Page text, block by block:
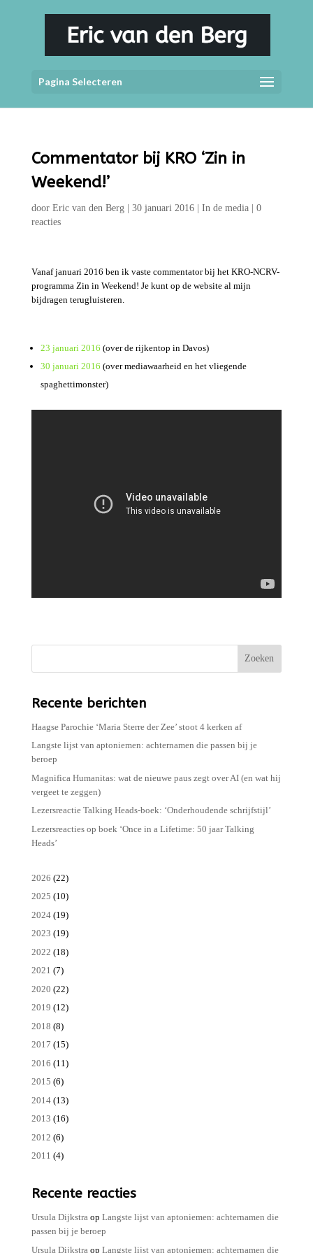
Pagina Selecteren
Commentator bij KRO ‘Zin in
Weekend!’
door Eric van den Berg| 30 januari 2016| In de media| 0
reacties
Vanaf januari 2016 ben ik vaste commentator bij het KRO-NCRV-
programma Zin in Weekend! Je kunt op de website al mijn
bijdragen terugluisteren.
23 januari 2016 (over de rijkentop in Davos)
30 januari 2016 (over mediawaarheid en het vliegende
spaghettimonster)
Zoeken
Recente berichten
Haagse Parochie ‘Maria Sterre der Zee’ stoot 4 kerken af
Langste lijst van aptoniemen: achternamen die passen bij je
beroep
Magnifica Humanitas: wat de nieuwe paus zegt over AI (en wat hij
vergeet te zeggen)
Lezersreactie Talking Heads-boek: ‘Onderhoudende schrijfstijl’
Lezersreacties op boek ‘Once in a Lifetime: 50 jaar Talking
Heads’
2026 (22)
2025 (10)
2024(19)
2023 (19)
2022 (18)
2021 (7)
2020 (22)
2019 (12)
2018 (8)
2017 (15)
2016 (11)
2015 (6)
2014(13)
2013 (16)
2012 (6)
2011 (4)
Recente reacties
Ursula Dijkstraop Langste lijst van aptoniemen: achternamen die
passen bij je beroep
Ursula Dijkstra op Langste lijst van aptoniemen: achternamen die